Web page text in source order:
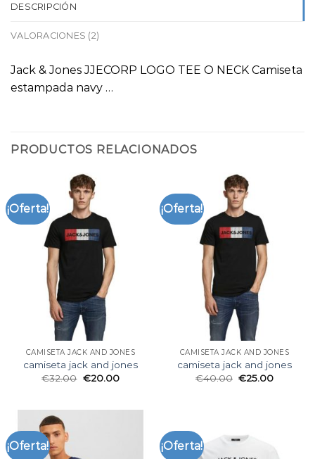
DESCRIPCIÓN
VALORACIONES (2)
Jack & Jones JJECORP LOGO TEE O NECK Camiseta
estampada navy …
PRODUCTOS RELACIONADOS
¡Oferta!
CAMISETA JACK AND JONES
camiseta jack and jones
€32.00 €20.00
¡Oferta!
CAMISETA JACK AND JONES
camiseta jack and jones
€40.00 €25.00
¡Oferta! ¡Oferta!